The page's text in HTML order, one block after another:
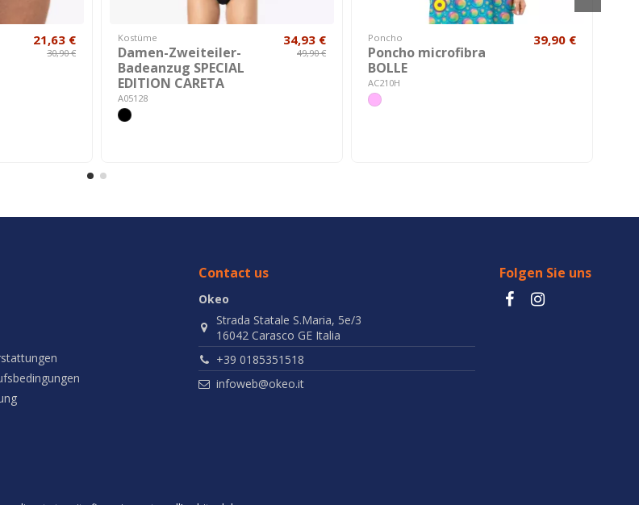
21,63 €
30,90 €
Kostüme
Damen-Zweiteiler-
Badeanzug SPECIAL
EDITION CARETA
A05128
34,93 €
49,90 €
Poncho
Poncho microfibra
BOLLE
AC210H
39,90 €
Contact us
Okeo
Strada Statale S.Maria, 5e/3
16042 Carasco GE Italia
+39 0185351518
infoweb@okeo.it
Folgen Sie uns